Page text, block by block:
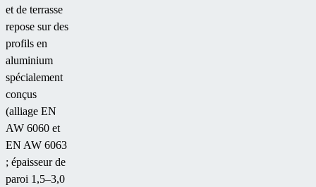
et de terrasse
repose sur des
profils en
aluminium
spécialement
conçus
(alliage EN
AW 6060 et
EN AW 6063
; épaisseur de
paroi 1,5–3,0